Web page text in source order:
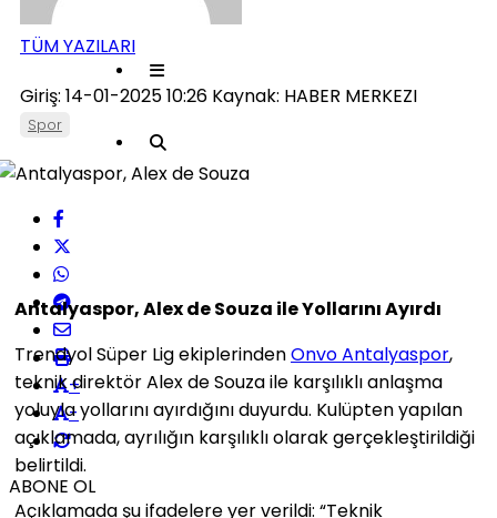
TÜM YAZILARI
Giriş: 14-01-2025 10:26 Kaynak: HABER MERKEZI
Spor
+
-
ABONE OL
Antalyaspor, Alex de Souza ile Yollarını Ayırdı
Trendyol Süper Lig ekiplerindenOnvo Antalyaspor,
teknik direktör Alex de Souza ile karşılıklı anlaşma
yoluyla yollarını ayırdığını duyurdu. Kulüpten yapılan
açıklamada, ayrılığın karşılıklı olarak gerçekleştirildiği
belirtildi.
Açıklamada şu ifadelere yer verildi: “Teknik